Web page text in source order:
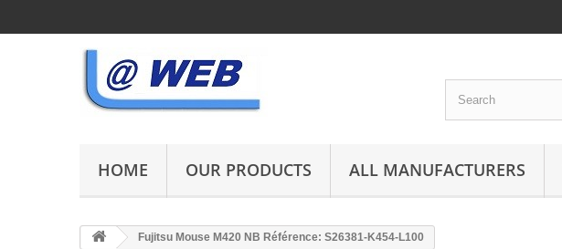
HOME OUR PRODUCTS ALL MANUFACTURERS
Fujitsu Mouse M420 NB Référence: S26381-K454-L100